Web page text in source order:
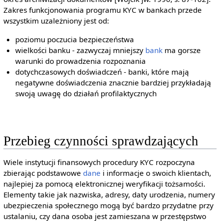
Zakres funkcjonowania programu KYC w bankach przede
wszystkim uzależniony jest od:
poziomu poczucia bezpieczeństwa
wielkości banku - zazwyczaj mniejszy bank ma gorsze
warunki do prowadzenia rozpoznania
dotychczasowych doświadczeń - banki, które mają
negatywne doświadczenia znacznie bardziej przykładają
swoją uwagę do działań profilaktycznych
Przebieg czynności sprawdzających
Wiele instytucji finansowych procedury KYC rozpoczyna
zbierając podstawowe dane i informacje o swoich klientach,
najlepiej za pomocą elektronicznej weryfikacji tożsamości.
Elementy takie jak nazwiska, adresy, daty urodzenia, numery
ubezpieczenia społecznego mogą być bardzo przydatne przy
ustalaniu, czy dana osoba jest zamieszana w przestępstwo